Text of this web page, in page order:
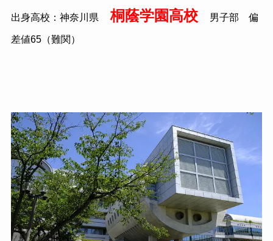
出身高校：神奈川県 桐蔭学園高校 男子部 偏
差値65（難関）